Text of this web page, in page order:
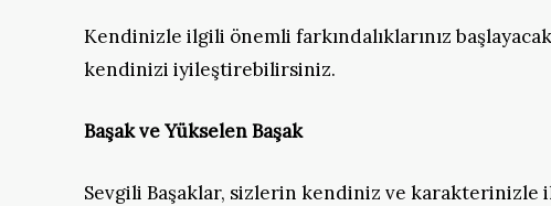
Kendinizle ilgili önemli farkındalıklarınız
kendinizi iyileştirebilirsiniz.
Başak ve Yükselen Başak
Sevgili Başaklar, sizlerin kendiniz ve karakterinizle